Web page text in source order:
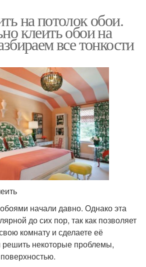
на потолок обои.
клеить обои на
все тонкости
начали давно. Однако эта
до сих пор, так как позволяет
комнату и сделаете её
некоторые проблемы,